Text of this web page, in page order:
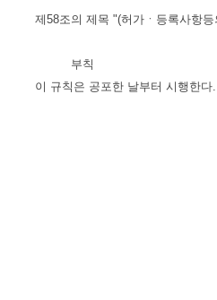
제58조의 제목 "(허가ㆍ등록사항
부칙
이 규칙은 공포한 날부터 시행한다.